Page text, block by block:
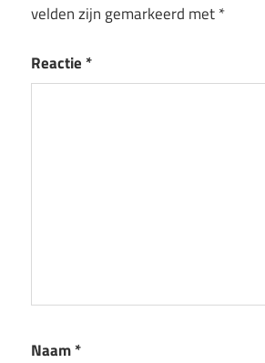
velden zijn gemarkeerd met*
Reactie *
Naam*